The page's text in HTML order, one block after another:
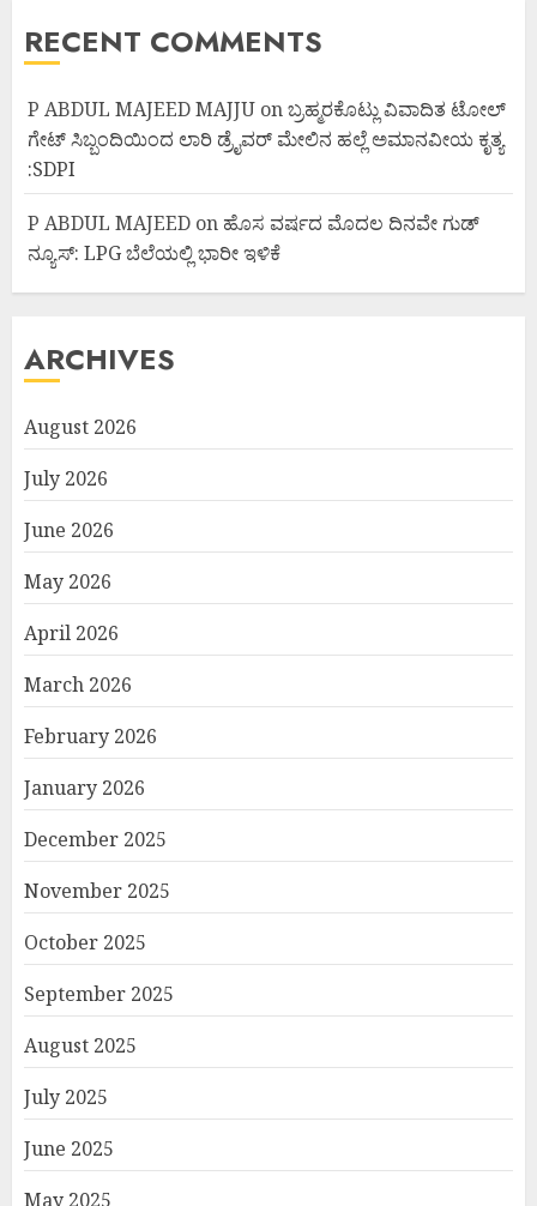
RECENT COMMENTS
P ABDUL MAJEED MAJJU onಬ್ರಹ್ಮರಕೊಟ್ಲು ವಿವಾದಿತ ಟೋಲ್
ಗೇಟ್ ಸಿಬ್ಬಂದಿಯಿಂದ ಲಾರಿ ಡ್ರೈವರ್ ಮೇಲಿನ ಹಲ್ಲೆ ಅಮಾನವೀಯ ಕೃತ್ಯ
:SDPI
P ABDUL MAJEED on ಹೊಸ ವರ್ಷದ ಮೊದಲ ದಿನವೇ ಗುಡ್
ನ್ಯೂಸ್: LPG ಬೆಲೆಯಲ್ಲಿ ಭಾರೀ ಇಳಿಕೆ
ARCHIVES
August 2026
July 2026
June 2026
May 2026
April 2026
March 2026
February 2026
January 2026
December 2025
November 2025
October 2025
September 2025
August 2025
July 2025
June 2025
May 2025